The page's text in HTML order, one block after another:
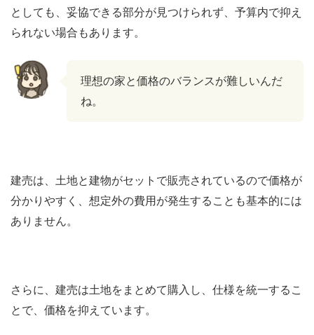
としても、妥協できる部分が見つけられず、予算内で抑え
られない場合もあります。
理想の家と価格のバランスが難しいんだ
ね。
建売は、土地と建物がセットで販売されているので価格が
分かりやすく、想定外の費用が発生することも基本的には
ありません。
さらに、建売は土地をまとめて購入し、仕様を統一するこ
とで、価格を抑えています。